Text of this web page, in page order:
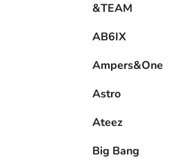
&TEAM
AB6IX
Ampers&One
Astro
Ateez
Big Bang